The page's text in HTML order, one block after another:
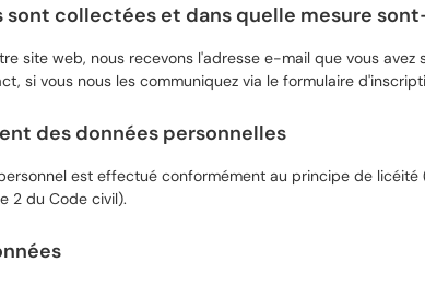
sont collectées et dans quelle mesure
site web, nous recevons l'adresse e-mail que vous
si vous nous les communiquez via le formulaire
des données personnelles
est effectué conformément au principe de licéité
2 du Code civil).